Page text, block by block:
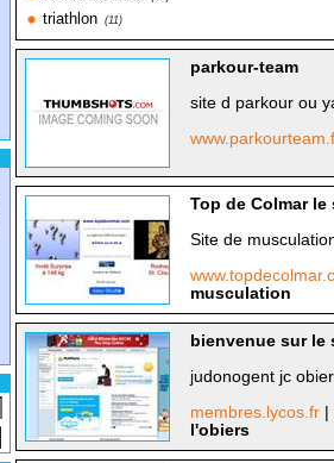
triathlon (11)
parkour-team
site d parkour ou
Top de Colmar
Site de
musculation
bienvenue sur
judonogent jc
membres.lycos.fr
l'obiers